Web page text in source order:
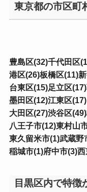
東京都の市区町
豊島区(32)千代田区
港区(26)板橋区(11)
台東区(15)足立区(17)
墨田区(12)江東区(17)
大田区(27)渋谷区(49)
八王子市(12)東村山
東久留米市(1)武蔵野
稲城市(1)府中市(3)西
目黒区内で特徴